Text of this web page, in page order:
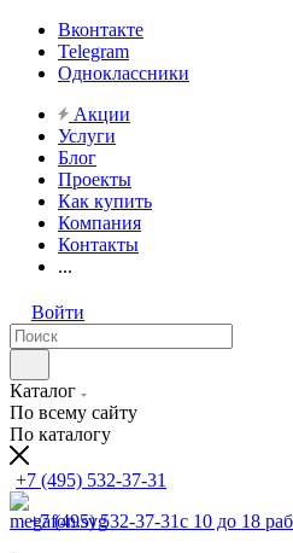
Вконтакте
Telegram
Одноклассники
Акции
Услуги
Блог
Проекты
Как купить
Компания
Контакты
...
Войти
Каталог
По всему сайту
По каталогу
+7 (495) 532-37-31
+7 (495) 532-37-31с 10 до 18